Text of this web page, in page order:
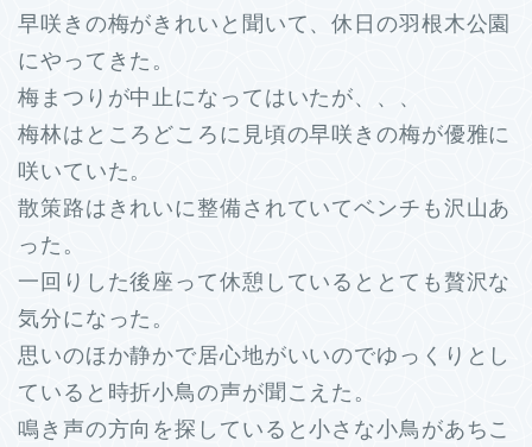
早咲きの梅がきれいと聞いて、休日の羽根木公園
にやってきた。
梅まつりが中止になってはいたが、、、
梅林はところどころに見頃の早咲きの梅が優雅に
咲いていた。
散策路はきれいに整備されていてベンチも沢山あ
った。
一回りした後座って休憩しているととても贅沢な
気分になった。
思いのほか静かで居心地がいいのでゆっくりとし
ていると時折小鳥の声が聞こえた。
鳴き声の方向を探していると小さな小鳥があちこ